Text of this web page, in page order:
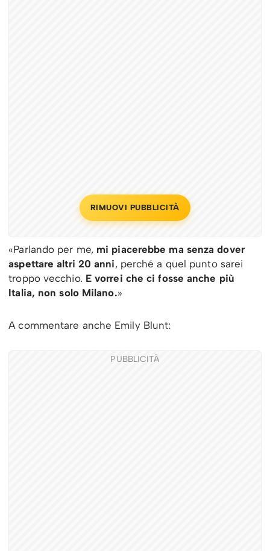
RIMUOVI PUBBLICITÀ
«Parlando per me, mi piacerebbe ma senza dover
aspettare altri 20 anni, perché a quel punto sarei
troppo vecchio. E vorrei che ci fosse anche più
Italia, non solo Milano.»
A commentare anche Emily Blunt:
PUBBLICITÀ